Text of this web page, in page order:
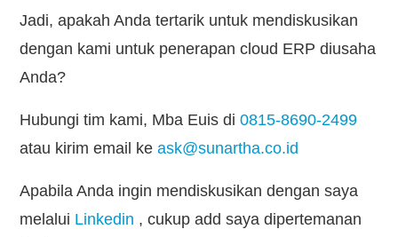
Jadi, apakah Anda tertarik untuk mendiskusikan
dengan kami untuk penerapan cloud ERP diusaha
Anda?
Hubungi tim kami, Mba Euis di0815-8690-2499
atau kirim email keask@sunartha.co.id
Apabila Anda ingin mendiskusikan dengan saya
melalui Linkedin , cukup add saya dipertemanan